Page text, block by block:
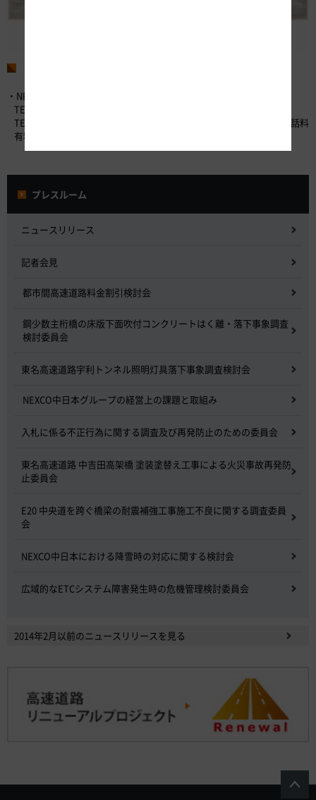
・NEXCO中日本お客さまセンター （24時間365日対応）
TEL：0120-922-229 （フリーダイヤル）
TEL：052-223-0333 （フリーダイヤルが利用できないお客さま／通話料
有料）
プレスルーム
ニュースリリース
記者会見
都市間高速道路料金割引検討会
鋼少数主桁橋の床版下面吹付コンクリートはく離・落下事象調査
検討委員会
東名高速道路宇利トンネル照明灯具落下事象調査検討会
NEXCO中日本グループの経営上の課題と取組み
入札に係る不正行為に関する調査及び再発防止のための委員会
東名高速道路 中吉田高架橋 塗装塗替え工事による火災事故再発防
止委員会
E20 中央道を跨ぐ橋梁の耐震補強工事施工不良に関する調査委員
会
NEXCO中日本における降雪時の対応に関する検討会
広域的なETCシステム障害発生時の危機管理検討委員会
2014年2月以前のニュースリリースを見る